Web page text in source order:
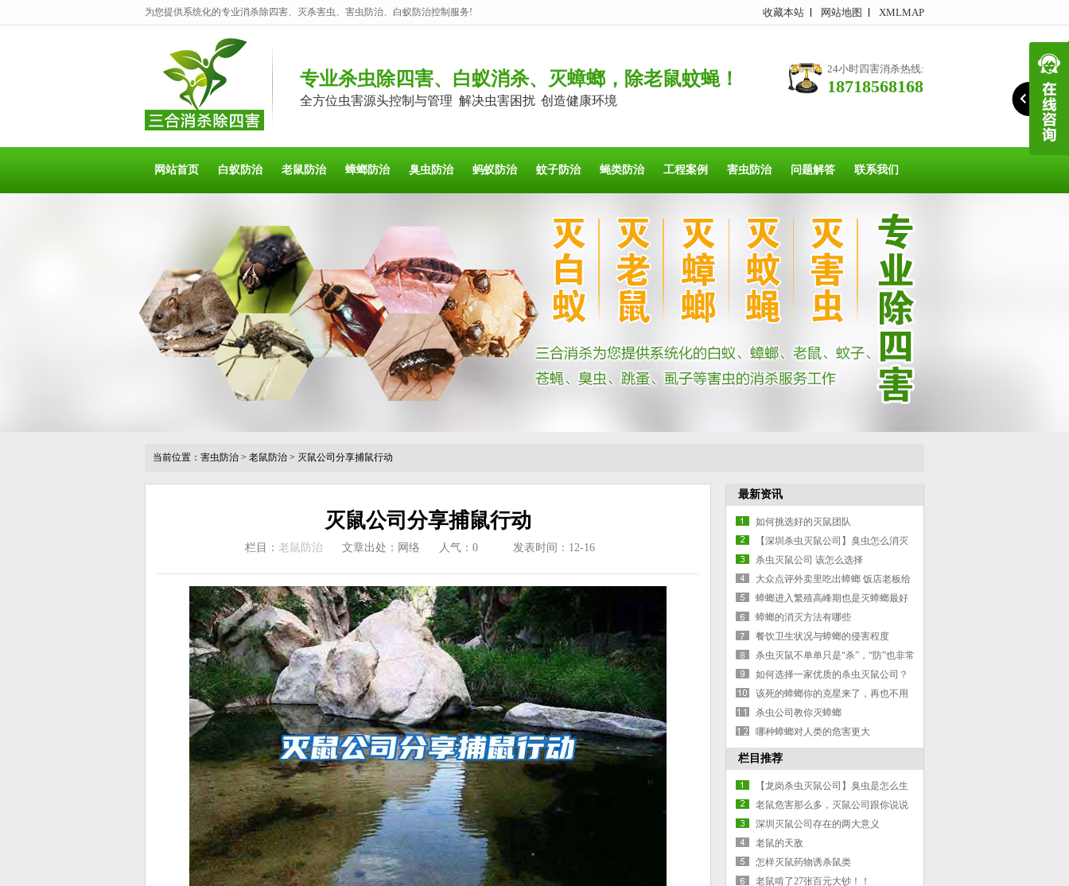
为您提供系统化的专业消杀除四害、灭杀害虫、害虫防治、白蚁防治控制服务! 收藏本站 网站地图 XMLMAP
专业杀虫除四害、白蚁消杀、灭蟑螂，除老鼠蚊蝇！
全方位虫害源头控制与管理 解决虫害困扰 创造健康环境
24小时四害消杀热线:
18718568168
网站首页 白蚁防治 老鼠防治 蟑螂防治 臭虫防治 蚂蚁防治 蚊子防治 蝇类防治 工程案例 害虫防治 问题解答 联系我们
当前位置： 害虫防治 > 老鼠防治 > 灭鼠公司分享捕鼠行动
灭鼠公司分享捕鼠行动
栏目： 老鼠防治 文章出处：网络 人气： 0 发表时间：12-16
最新资讯
如何挑选好的灭鼠团队
【深圳杀虫灭鼠公司】臭虫怎么消灭
最彻底
杀虫灭鼠公司 该怎么选择
大众点评外卖里吃出蟑螂 饭店老板给
吃了
蟑螂进入繁殖高峰期也是灭蟑螂最好
时机什么时候灭蟑
蟑螂的消灭方法有哪些
餐饮卫生状况与蟑螂的侵害程度
杀虫灭鼠不单单只是“杀”，“防”也非常
重要
如何选择一家优质的杀虫灭鼠公司？
该死的蟑螂你的克星来了，再也不用
担心家里有蟑螂出没了
杀虫公司教你灭蟑螂
哪种蟑螂对人类的危害更大
栏目推荐
【龙岗杀虫灭鼠公司】臭虫是怎么生
长的、
老鼠危害那么多，灭鼠公司跟你说说
最佳灭鼠方法
深圳灭鼠公司存在的两大意义
老鼠的天敌
怎样灭鼠药物诱杀鼠类
老鼠啃了27张百元大钞！！